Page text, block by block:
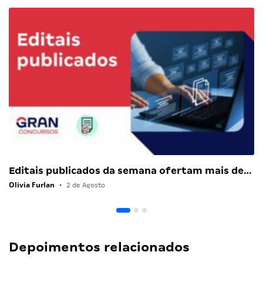
Editais publicados da semana ofertam mais de…
Olivia Furlan • 2 de Agosto
Depoimentos relacionados